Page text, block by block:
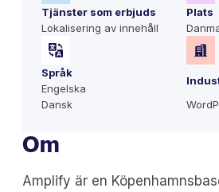
Tjänster som erbjuds
Lokalisering av innehåll
Plats
Språk
Engelska
Dansk
Om
Amplify är en